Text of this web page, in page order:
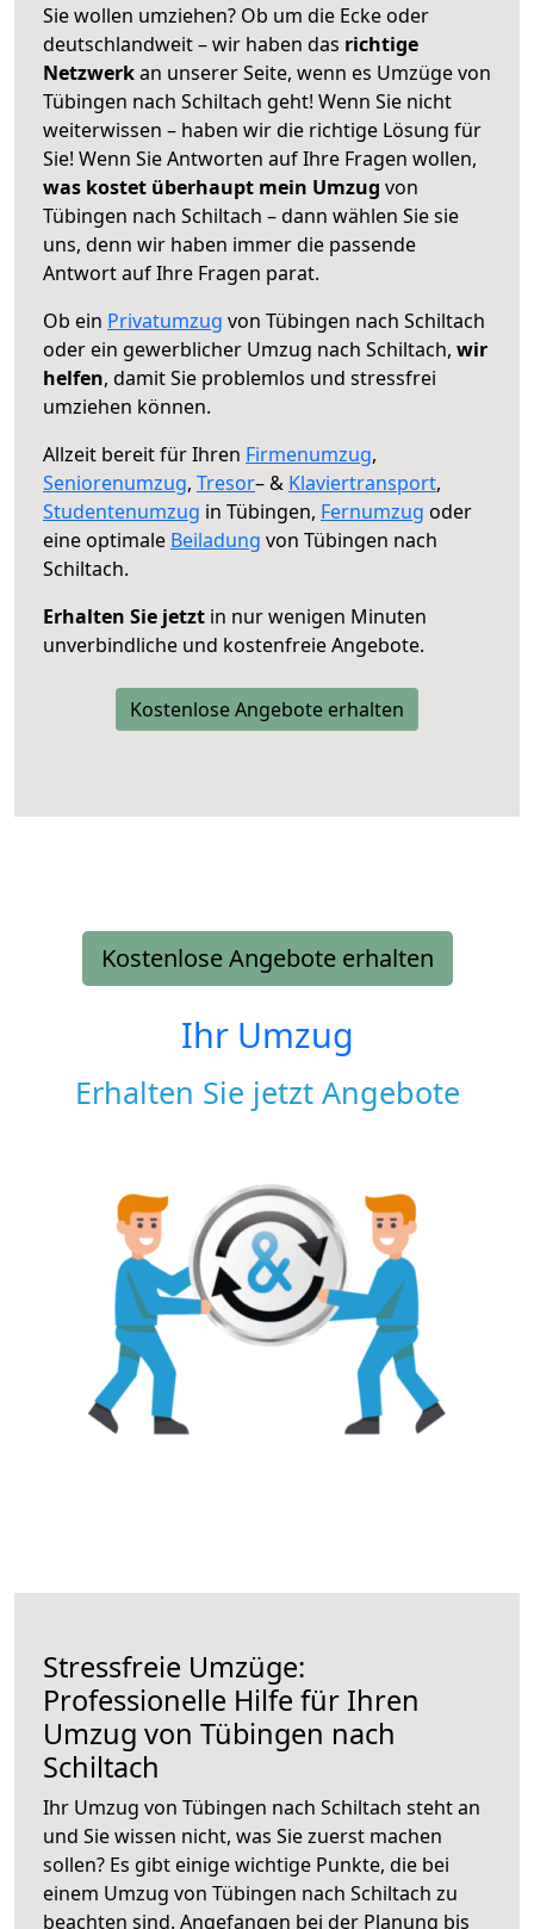
Sie wollen umziehen? Ob um die Ecke oder
deutschlandweit – wir haben das richtige
Netzwerkan unserer Seite, wenn es Umzüge von
Tübingen nach Schiltach geht! Wenn Sie nicht
weiterwissen – haben wir die richtige Lösung für
Sie! Wenn Sie Antworten auf Ihre Fragen wollen,
was kostet überhaupt mein Umzug von
Tübingen nach Schiltach – dann wählen Sie sie
uns, denn wir haben immer die passende
Antwort auf Ihre Fragen parat.
Ob ein Privatumzug von Tübingen nach Schiltach
oder ein gewerblicher Umzug nach Schiltach, wir
helfen, damit Sie problemlos und stressfrei
umziehen können.
Allzeit bereit für Ihren Firmenumzug,
Seniorenumzug, Tresor– & Klaviertransport,
Studentenumzug in Tübingen, Fernumzug oder
eine optimale Beiladung von Tübingen nach
Schiltach.
Erhalten Sie jetzt in nur wenigen Minuten
unverbindliche und kostenfreie Angebote.
Kostenlose Angebote erhalten
Kostenlose Angebote erhalten
Ihr Umzug
Erhalten Sie jetzt Angebote
Stressfreie Umzüge:
Professionelle Hilfe für Ihren
Umzug von Tübingen nach
Schiltach
Ihr Umzug von Tübingen nach Schiltach steht an
und Sie wissen nicht, was Sie zuerst machen
sollen? Es gibt einige wichtige Punkte, die bei
einem Umzug von Tübingen nach Schiltach zu
beachten sind. Angefangen bei der Planung bis